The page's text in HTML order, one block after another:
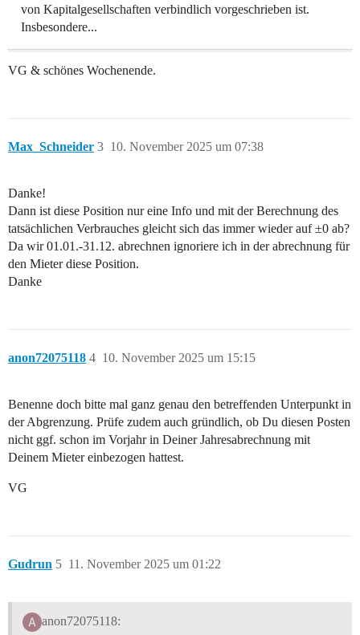
von Kapitalgesellschaften verbindlich vorgeschrieben ist.
Insbesondere...
VG & schönes Wochenende.
Max_Schneider 10. November 2025 um 07:38
3
Danke!
Dann ist diese Position nur eine Info und mit der Berechnung des
tatsächlichen Verbrauches gleicht sich das immer wieder auf ±0 ab?
Da wir 01.01.-31.12. abrechnen ignoriere ich in der abrechnung für
den Mieter diese Position.
Danke
anon72075118 10. November 2025 um 15:15
4
Benenne doch bitte mal ganz genau den betreffenden Unterpunkt in
der Abgrenzung. Prüfe zudem auch gründlich, ob Du diesen Posten
nicht ggf. schon im Vorjahr in Deiner Jahresabrechnung mit
Deinem Mieter einbezogen hattest.
VG
Gudrun 11. November 2025 um 01:22
5
anon72075118: